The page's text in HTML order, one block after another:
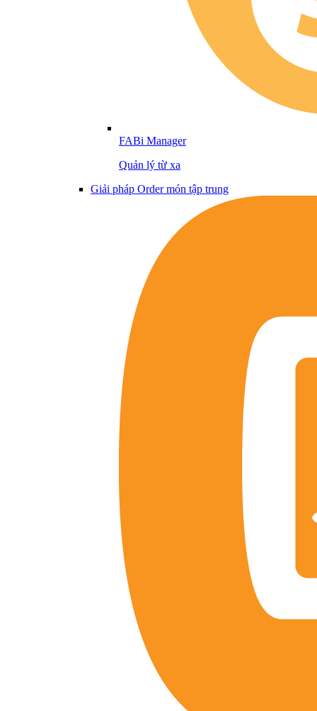
FABi Manager
Quản lý từ xa
Giải pháp Order món tập trung